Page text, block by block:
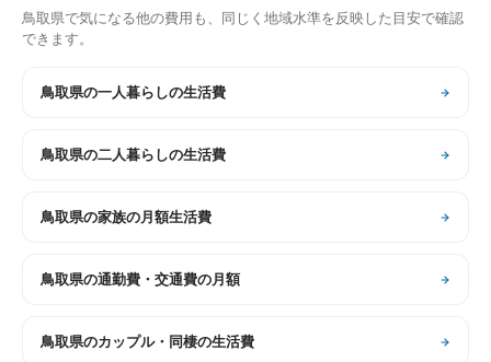
鳥取県で気になる他の費用も、同じく地域水準を反映した目安で確認
できます。
鳥取県の一人暮らしの生活費
鳥取県の二人暮らしの生活費
鳥取県の家族の月額生活費
鳥取県の通勤費・交通費の月額
鳥取県のカップル・同棲の生活費